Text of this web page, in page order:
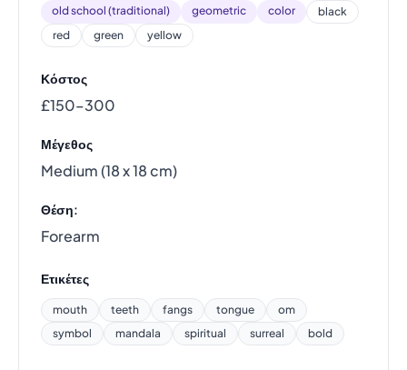
old school (traditional) geometric color
black
red
green yellow
Κόστος
£150–300
Μέγεθος
Medium (18 x 18 cm)
Θέση:
Forearm
Ετικέτες
mouth teeth fangs tongue
om
symbol
mandala spiritual surreal bold